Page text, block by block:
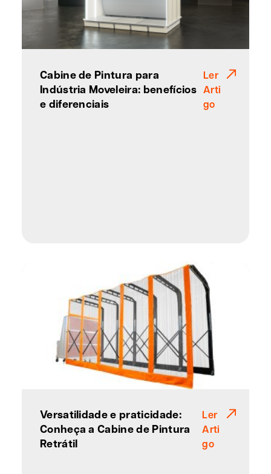
Cabine de Pintura para
Indústria Moveleira: benefícios
e diferenciais
Ler
Arti
go
Versatilidade e praticidade:
Conheça a Cabine de Pintura
Retrátil
Ler
Arti
go